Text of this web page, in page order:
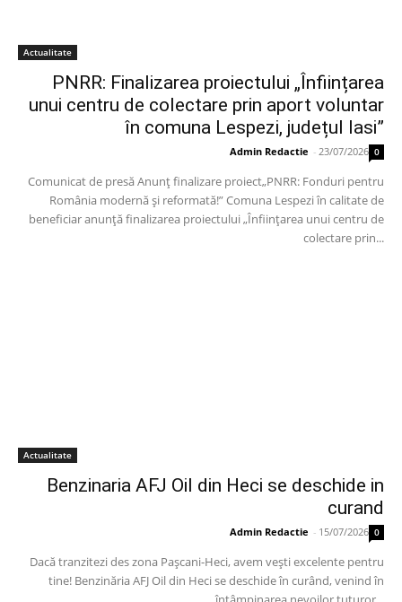
Actualitate
PNRR: Finalizarea proiectului „Înființarea
unui centru de colectare prin aport voluntar
în comuna Lespezi, județul Iasi”
Admin Redactie - 23/07/2026 0
Comunicat de presă Anunț finalizare proiect„PNRR: Fonduri pentru
România modernă și reformată!” Comuna Lespezi în calitate de
beneficiar anunță finalizarea proiectului „Înființarea unui centru de
colectare prin...
Actualitate
Benzinaria AFJ Oil din Heci se deschide in
curand
Admin Redactie - 15/07/2026 0
Dacă tranzitezi des zona Pașcani-Heci, avem vești excelente pentru
tine! Benzinăria AFJ Oil din Heci se deschide în curând, venind în